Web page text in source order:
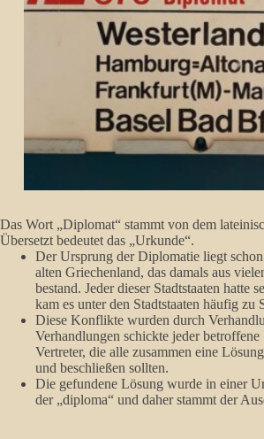
Das Wort „Diplomat“ stammt von dem
Übersetzt bedeutet das „Urkunde“.
Der Ursprung der Diplomatie liegt
alten Griechenland, das damals aus
bestand. Jeder dieser Stadtstaaten hatte
kam es unter den Stadtstaaten häufig zu
Diese Konflikte wurden durch
Verhandlungen schickte jeder betroffene
Vertreter, die alle zusammen eine
und beschließen sollten.
Die gefundene Lösung wurde in einer
der „diploma“ und daher stammt der